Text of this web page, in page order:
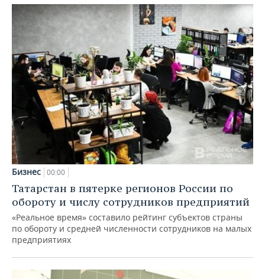
Бизнес 00:00
Татарстан в пятерке регионов России по
обороту и числу сотрудников предприятий
«Реальное время» составило рейтинг субъектов страны
по обороту и средней численности сотрудников на малых
предприятиях